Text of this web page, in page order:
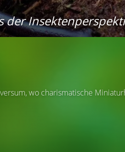
der
wo charismatische